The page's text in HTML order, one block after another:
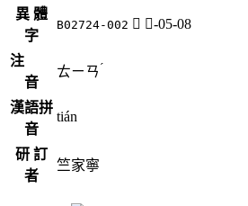
異 體
字
B02724-002 𤝗 犬-05-08
注
音
ㄊㄧㄢ ˊ
漢語拼
音
tián
研 訂
者
竺家寧